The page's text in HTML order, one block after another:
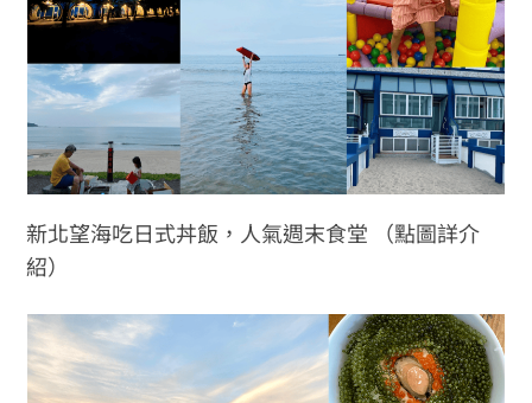
新北望海吃日式丼飯，人氣週末食堂 （點圖詳介
紹）